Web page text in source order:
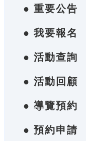
● 重要公告
● 我要報名
● 活動查詢
● 活動回顧
● 導覽預約
● 預約申請